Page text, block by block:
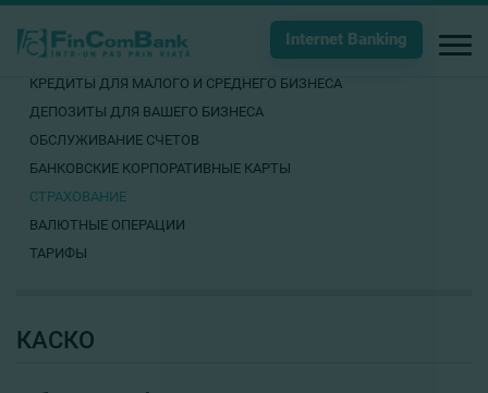
Internet Banking
КРЕДИТЫ ДЛЯ МАЛОГО И СРЕДНЕГО БИЗНЕСА
ДЕПОЗИТЫ ДЛЯ ВАШЕГО БИЗНЕСА
ОБСЛУЖИВАНИЕ СЧЕТОВ
БАНКОВСКИЕ КОРПОРАТИВНЫЕ КАРТЫ
СТРАХОВАНИЕ
ВАЛЮТНЫЕ ОПЕРАЦИИ
ТАРИФЫ
КАСКО